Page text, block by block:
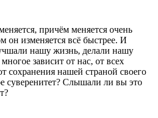
причём меняется очень
он изменяется всё быстрее. И
нашу жизнь, делали нашу
зависит от нас, от всех
сохранения нашей страной своего
суверенитет? Слышали ли вы это